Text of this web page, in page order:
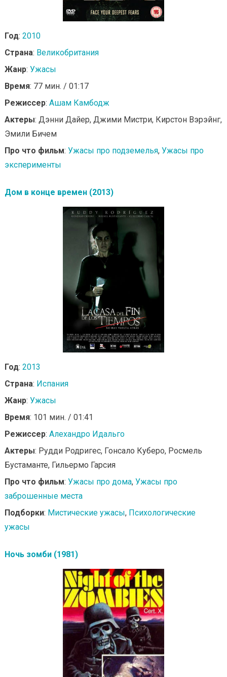
Год: 2010
Страна: Великобритания
Жанр: Ужасы
Время: 77 мин. / 01:17
Режиссер: Ашам Камбодж
Актеры: Дэнни Дайер, Джими Мистри, Кирстон Вэрэйнг,
Эмили Бичем
Про что фильм: Ужасы про подземелья, Ужасы про
эксперименты
Дом в конце времен (2013)
Год: 2013
Страна: Испания
Жанр: Ужасы
Время: 101 мин. / 01:41
Режиссер: Алехандро Идальго
Актеры: Рудди Родригес, Гонсало Куберо, Росмель
Бустаманте, Гильермо Гарсия
Про что фильм: Ужасы про дома, Ужасы про
заброшенные места
Подборки: Мистические ужасы, Психологические
ужасы
Ночь зомби (1981)